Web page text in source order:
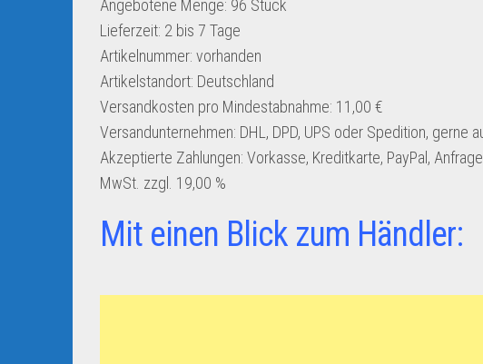
Angebotene Menge: 96 Stück
Lieferzeit: 2 bis 7 Tage
Artikelnummer: vorhanden
Artikelstandort: Deutschland
Versandkosten pro Mindestabnahme: 11,00 €
Versandunternehmen: DHL, DPD, UPS oder Spedition, gerne
Akzeptierte Zahlungen: Vorkasse, Kreditkarte, PayPal,
MwSt. zzgl. 19,00 %
Mit einen Blick zum Händler: